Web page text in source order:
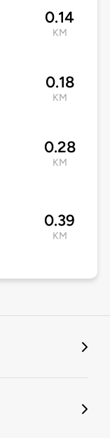
0.14
KM
0.18
KM
0.28
KM
0.39
KM